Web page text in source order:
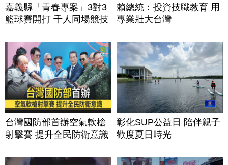
嘉義縣「青春專案」3對3
籃球賽開打 千人同場競技
賴總統：投資技職教育 用
專業壯大台灣
台灣國防部首辦空氣軟槍
射擊賽 提升全民防衛意識
彰化SUP公益日 陪伴親子
歡度夏日時光